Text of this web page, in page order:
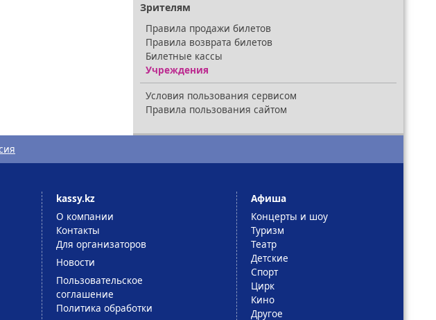
Зрителям
Правила продажи билетов
Правила возврата билетов
Билетные кассы
Учреждения
Условия пользования сервисом
Правила пользования сайтом
kassy.kz
О компании
Контакты
Для организаторов
Новости
Пользовательское
соглашение
Политика обработки
Афиша
Концерты и шоу
Туризм
Театр
Детские
Спорт
Цирк
Кино
Другое